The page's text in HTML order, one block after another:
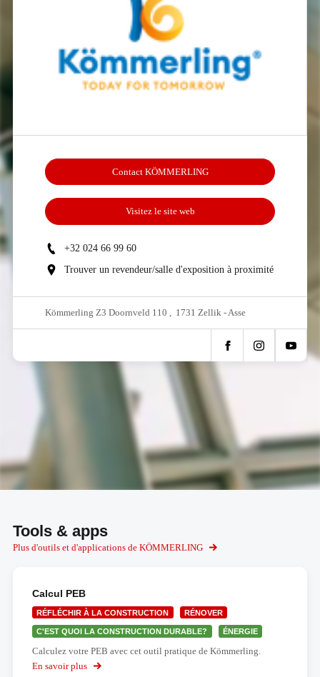
Contact KÖMMERLING
Visitez le site web
+32 024 66 99 60
Trouver un revendeur/salle d'exposition à proximité
Kömmerling Z3 Doornveld 110 , 1731 Zellik - Asse
Tools & apps
Plus d'outils et d'applications de KÖMMERLING
Calcul PEB
RÉFLÉCHIR À LA CONSTRUCTION RÉNOVER
C'EST QUOI LA CONSTRUCTION DURABLE? ÉNERGIE
Calculez votre PEB avec cet outil pratique de Kömmerling.
En savoir plus
sur